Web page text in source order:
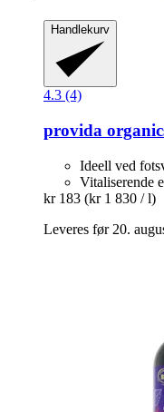
Handlekurv
4.3 (4)
provida
Ideell ved
Vitaliserende
kr 183 (kr 1 830 / l)
Leveres før 20.